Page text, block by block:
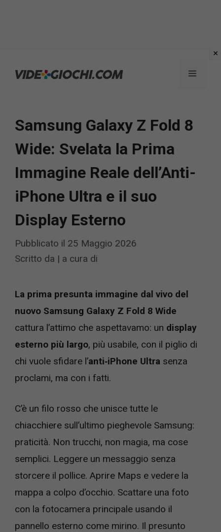
Menu
Samsung Galaxy Z Fold 8
Wide: Svelata la Prima
Immagine Reale dell’Anti-
iPhone Ultra e il suo
Display Esterno
Pubblicato il 25 Maggio 2026
Scritto da | a cura di
La prima presunta immagine dal vivo del
nuovo Samsung Galaxy Z Fold 8 Wide
cattura l’attimo che aspettavamo: un display
esterno più largo, più usabile, con il piglio di
chi vuole sfidare l’anti‑iPhone Ultra senza
proclami, ma con i fatti.
C’è un filo rosso che unisce tutte le
chiacchiere sull’ultimo pieghevole Samsung:
praticità. Non trucchi, non magia, ma cose
semplici. Leggere un messaggio senza
storcere il pollice. Aprire Maps e vedere la
mappa a colpo d’occhio. Scattare una foto
con la fotocamera principale usando il
pannello esterno come mirino. Il presunto